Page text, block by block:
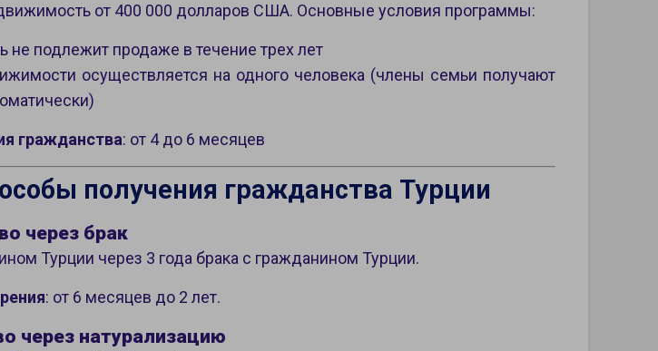
от 400 000 долларов США. Основные условия программы:
подлежит продаже в течение трех лет
осуществляется на одного человека (члены семьи получают
гражданства: от 4 до 6 месяцев
получения гражданства Турции
через брак
Турции через 3 года брака с гражданином Турции.
: от 6 месяцев до 2 лет.
через натурализацию